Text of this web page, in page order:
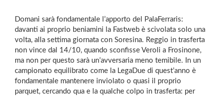
Domani sarà fondamentale l’apporto del PalaFerraris:
davanti ai proprio beniamini la Fastweb è scivolata solo una
volta, alla settima giornata con Soresina. Reggio in trasferta
non vince dal 14/10, quando sconfisse Veroli a Frosinone,
ma non per questo sarà un’avversaria meno temibile. In un
campionato equilibrato come la LegaDue di quest’anno è
fondamentale mantenere inviolato o quasi il proprio
parquet, cercando qua e la qualche colpo in trasferta: per